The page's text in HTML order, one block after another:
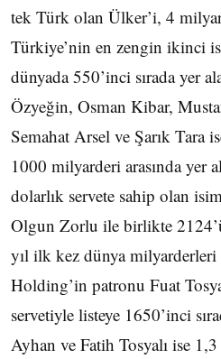
tek Türk olan Ülker’i, 4
Türkiye’nin en zengin ikinci
dünyada 550’inci sırada yer
Özyeğin, Osman Kibar,
Semahat Arsel ve Şarık Tara
1000 milyarderi arasında yer
dolarlık servete sahip olan
Olgun Zorlu ile birlikte
yıl ilk kez dünya milyarderleri
Holding’in patronu Fuat
servetiyle listeye 1650’inci
Ayhan ve Fatih Tosyalı ise